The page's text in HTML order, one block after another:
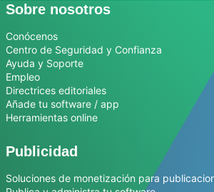
Sobre nosotros
Conócenos
Centro de Seguridad y Confianza
Ayuda y Soporte
Empleo
Directrices editoriales
Añade tu software / app
Herramientas online
Publicidad
Soluciones de monetización para